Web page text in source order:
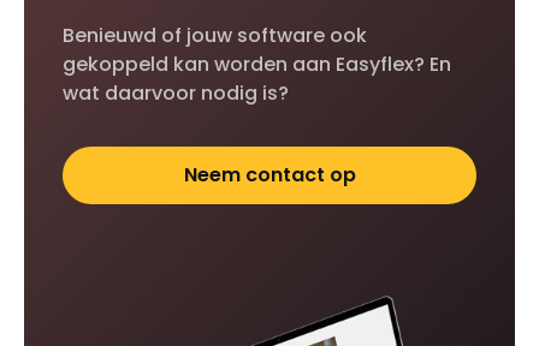
Benieuwd of jouw software ook
gekoppeld kan worden aan Easyflex? En
wat daarvoor nodig is?
Neem contact op